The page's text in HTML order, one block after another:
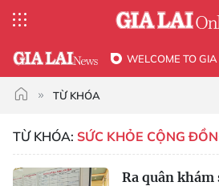
WELCOME TO
TỪ KHÓA
TỪ KHÓA: SỨC KHỎE CỘNG
Ra quân